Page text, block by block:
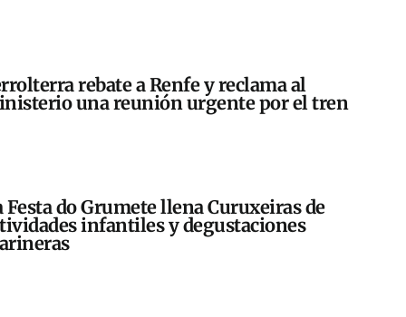
rebate a Renfe y reclama al
una reunión urgente por el tren
Festa do Grumete llena Curuxeiras de
infantiles y degustaciones